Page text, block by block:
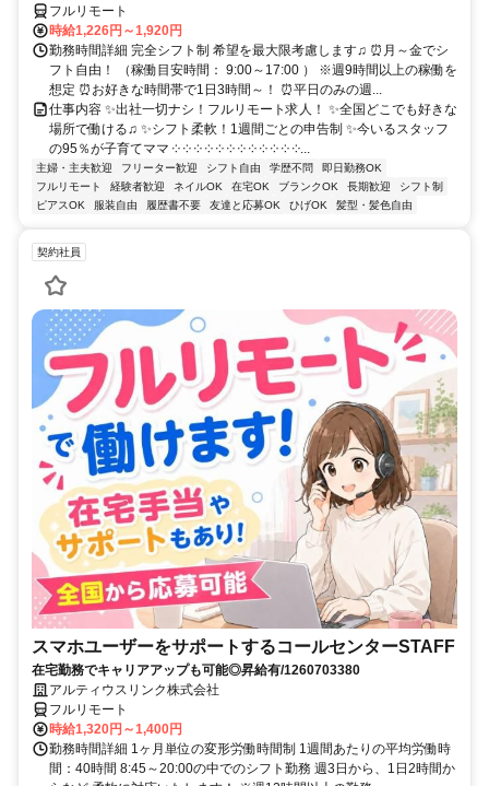
フルリモート
時給1,226円～1,920円
勤務時間詳細 完全シフト制 希望を最大限考慮します♫ ⏰月～金でシ
フト自由！ （稼働目安時間： 9:00～17:00 ） ※週9時間以上の稼働を
想定 ⏰お好きな時間帯で1日3時間～！ ⏰平日のみの週...
仕事内容 ✨出社一切ナシ！フルリモート求人！ ✨全国どこでも好きな
場所で働ける♫ ✨シフト柔軟！1週間ごとの申告制 ✨今いるスタッフ
の95％が子育てママ ༶ ༶ ༶ ༶ ༶ ༶ ༶ ༶ ༶ ༶ ༶ ༶...
主婦・主夫歓迎 フリーター歓迎 シフト自由 学歴不問
即日勤務OK
フルリモート
経験者歓迎 ネイルOK 在宅OK ブランクOK 長期歓迎
シフト制
ピアスOK
服装自由 履歴書不要 友達と応募OK ひげOK 髪型・髪色自由
契約社員
スマホユーザーをサポートするコールセンターSTAFF
在宅勤務でキャリアアップも可能◎昇給有/1260703380
アルティウスリンク株式会社
フルリモート
時給1,320円～1,400円
勤務時間詳細 1ヶ月単位の変形労働時間制 1週間あたりの平均労働時
間：40時間 8:45～20:00の中でのシフト勤務 週3日から、1日2時間か